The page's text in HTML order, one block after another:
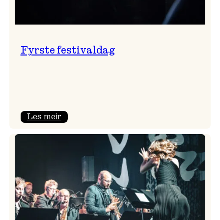
Fyrste festivaldag
Les meir: